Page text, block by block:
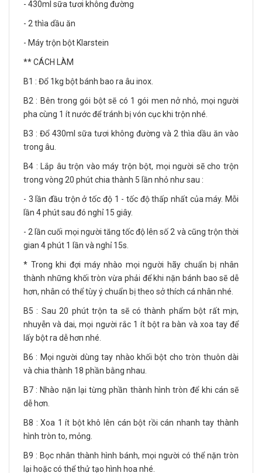
- 430ml sữa tươi không đường
- 2 thìa dầu ăn
- Máy trộn bột Klarstein
** CÁCH LÀM
B1 : Đổ 1kg bột bánh bao ra âu inox.
B2 : Bên trong gói bột sẽ có 1 gói men nở nhỏ, mọi người
pha cùng 1 ít nước để tránh bị vón cục khi trộn nhé.
B3 : Đổ 430ml sữa tươi không đường và 2 thìa dầu ăn vào
trong âu.
B4 : Lắp âu trộn vào máy trộn bột, mọi người sẽ cho trộn
trong vòng 20 phút chia thành 5 lần nhỏ như sau :
- 3 lần đầu trộn ở tốc độ 1 - tốc độ thấp nhất của máy. Mỗi
lần 4 phút sau đó nghỉ 15 giây.
- 2 lần cuối mọi người tăng tốc độ lên số 2 và cũng trộn thời
gian 4 phút 1 lần và nghỉ 15s.
* Trong khi đợi máy nhào mọi người hãy chuẩn bị nhân
thành những khối tròn vừa phải để khi nặn bánh bao sẽ dễ
hơn, nhân có thể tùy ý chuẩn bị theo sở thích cá nhân nhé.
B5 : Sau 20 phút trộn ta sẽ có thành phẩm bột rất mịn,
nhuyễn và dai, mọi người rắc 1 ít bột ra bàn và xoa tay để
lấy bột ra dễ hơn nhé.
B6 : Mọi người dùng tay nhào khối bột cho tròn thuôn dài
và chia thành 18 phần bằng nhau.
B7 : Nhào nặn lại từng phần thành hình tròn để khi cán sẽ
dễ hơn.
B8 : Xoa 1 ít bột khô lên cán bột rồi cán nhanh tay thành
hình tròn to, mỏng.
B9 : Bọc nhân thành hình bánh, mọi người có thể nặn tròn
lại hoặc có thể thử tạo hình hoa nhé.